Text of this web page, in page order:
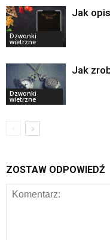
Dzwonki
wietrzne
Jak
Dzwonki
wietrzne
Jak
ZOSTAW ODPOWIEDŹ